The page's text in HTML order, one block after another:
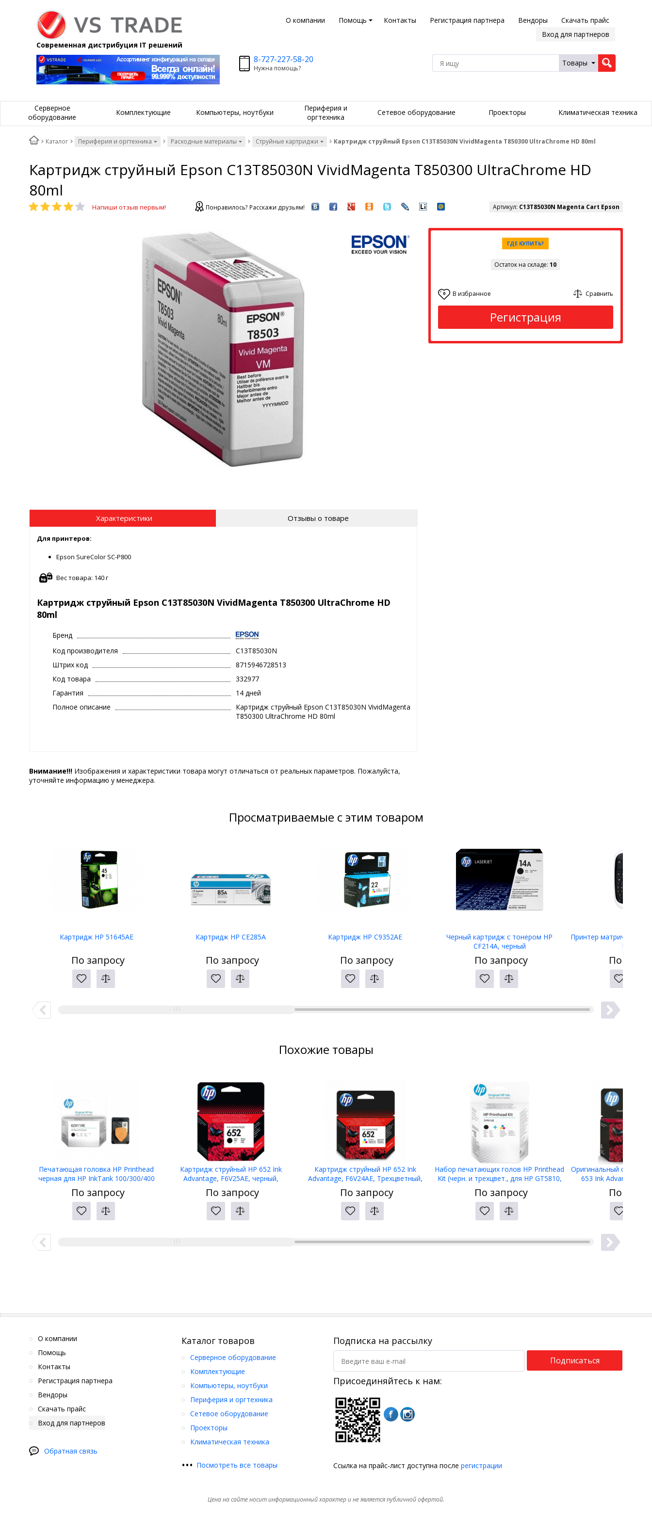
О компании Помощь Контакты Регистрация партнера Вендоры
Скачать прайс
Вход для партнеров
Современная дистрибуция IT решений
8-727-227-58-20
Нужна помощь?
Товары
Серверное
оборудование
Комплектующие Компьютеры, ноутбуки
Периферия и
оргтехника
Сетевое оборудование Проекторы Климатическая техника
Каталог Периферия и оргтехника Расходные материалы Струйные картриджи Картридж струйный Epson C13T85030N VividMagenta T850300 UltraChrome HD 80ml
Картридж струйный Epson C13T85030N VividMagenta T850300 UltraChrome HD
80ml
Напиши отзыв первым! Понравилось? Расскажи друзьям! Артикул: C13T85030N Magenta Cart Epson
ГДЕ КУПИТЬ?
Остаток на складе:10
0 В избранное Сравнить
Регистрация
Характеристики Отзывы о товаре
Для принтеров:
Epson SureColor SC-P800
Вес товара: 140 г
Картридж струйный Epson C13T85030N VividMagenta T850300 UltraChrome HD
80ml
Бренд
Код производителя
C13T85030N
Штрих код
8715946728513
Код товара
332977
Гарантия
14 дней
Полное описание
Картридж струйный Epson C13T85030N VividMagenta
T850300 UltraChrome HD 80ml
Внимание!!! Изображения и характеристики товара могут отличаться от реальных параметров. Пожалуйста,
уточняйте информацию у менеджера.
Просматриваемые с этим товаром
Картридж HP 51645AE
По запросу
Картридж HP CE285A
По запросу
Картридж HP C9352AE
По запросу
Черный картридж с тонером HP
CF214A, черный
По запросу
Принтер матричный
LW-400
По
Похожие товары
Печатающая головка HP Printhead
черная для HP InkTank 100/300/400
SmartTank 300/400 (6ZA11AE)
По запросу
Картридж струйный HP 652 Ink
Advantage, F6V25AE, черный,
сов.модели DeskJet Ink Advantage
2135/3635/3835/4535/4675
По запросу
Картридж струйный HP 652 Ink
Advantage, F6V24AE, Трехцветный,
сов.модели DeskJet Ink Advantage
2135/3635/3835/4535/4675
По запросу
Набор печатающих голов HP Printhead
Kit (черн. и трехцвет., для HP GT5810,
GT5820), 3YP61AE
По запросу
Оригинальный
653 Ink Advantage,
По
О компании
Помощь
Контакты
Регистрация партнера
Вендоры
Скачать прайс
Вход для партнеров
Обратная связь
Каталог товаров
Серверное оборудование
Комплектующие
Компьютеры, ноутбуки
Периферия и оргтехника
Сетевое оборудование
Проекторы
Климатическая техника
••• Посмотреть все товары
Подписка на рассылку
Подписаться
Присоединяйтесь к нам:
Ссылка на прайс-лист доступна после регистрации
Цена на сайте носит информационный характер и не является публичной офертой.